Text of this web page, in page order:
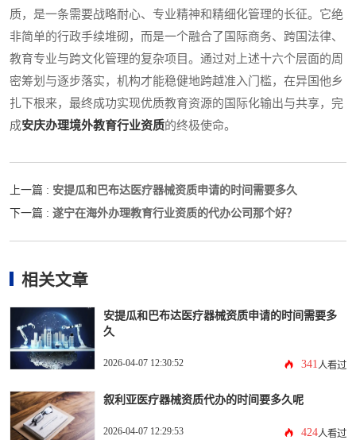
质，是一条需要战略耐心、专业精神和精细化管理的长征。它绝
非简单的行政手续堆砌，而是一个融合了国际商务、跨国法律、
教育专业与跨文化管理的复杂项目。通过对上述十六个层面的周
密筹划与逐步落实，机构才能稳健地跨越准入门槛，在异国他乡
扎下根来，最终成功实现优质教育资源的国际化输出与共享，完
成安庆办理境外教育行业资质的终极使命。
上一篇 : 安提瓜和巴布达医疗器械资质申请的时间需要多久
下一篇 : 遂宁在海外办理教育行业资质的代办公司那个好？
相关文章
安提瓜和巴布达医疗器械资质申请的时间需要多
久
2026-04-07 12:30:52 341 人看过
叙利亚医疗器械资质代办的时间要多久呢
2026-04-07 12:29:53 424人看过